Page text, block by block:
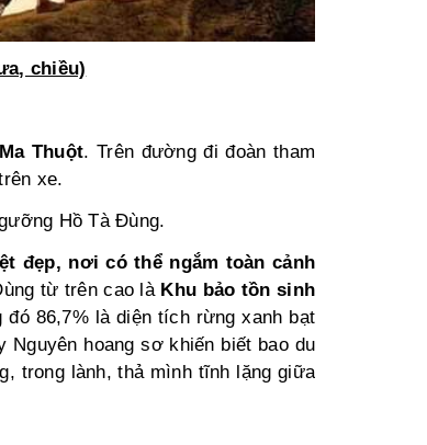
chiều)
Thuột. Trên đường đi đoàn tham
xe.
Hồ Tà Đùng.
đẹp, nơi có thể ngắm toàn cảnh
từ trên cao là Khu bảo tồn sinh
86,7% là diện tích rừng xanh bạt
hoang sơ khiến biết bao du
trong lành, thả mình tĩnh lặng giữa
Trangchúng tôi có rấ nhiều
là những kỉ niệm để lại nhiều
chúng tôi
Chị Dung
tôi có rấ nhiều điều học hỏi,
mở rộng tầm mắt. Chắc chắn
này những trải nghiệm qua là
niệm để lại nhiều dấu ấn